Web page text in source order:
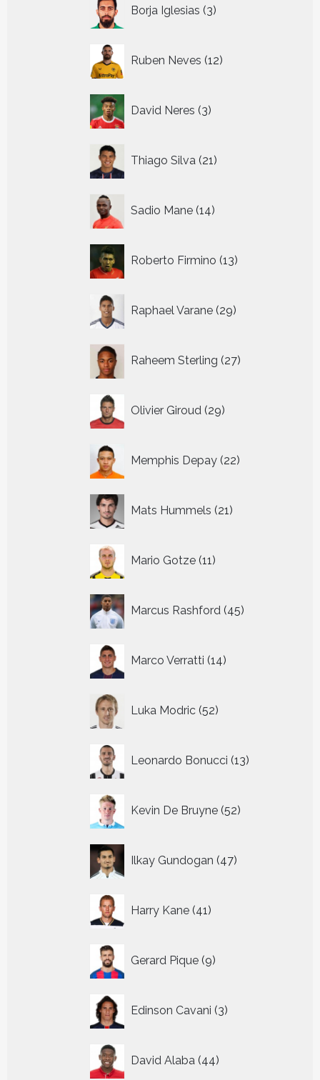
Borja Iglesias 3
producten
Ruben Neves 12
producten
David Neres 3
producten
Thiago Silva 21
producten
Sadio Mane 14
producten
Roberto Firmino 13
producten
Raphael Varane 29
producten
Raheem Sterling 27
producten
Olivier Giroud 29
producten
Memphis Depay 22
producten
Mats Hummels 21
producten
Mario Gotze 11
producten
Marcus Rashford 45
producten
Marco Verratti 14
producten
Luka Modric 52
producten
Leonardo Bonucci 13
producten
Kevin De Bruyne 52
producten
Ilkay Gundogan 47
producten
Harry Kane 41
producten
Gerard Pique 9
producten
Edinson Cavani 3
producten
David Alaba 44
producten